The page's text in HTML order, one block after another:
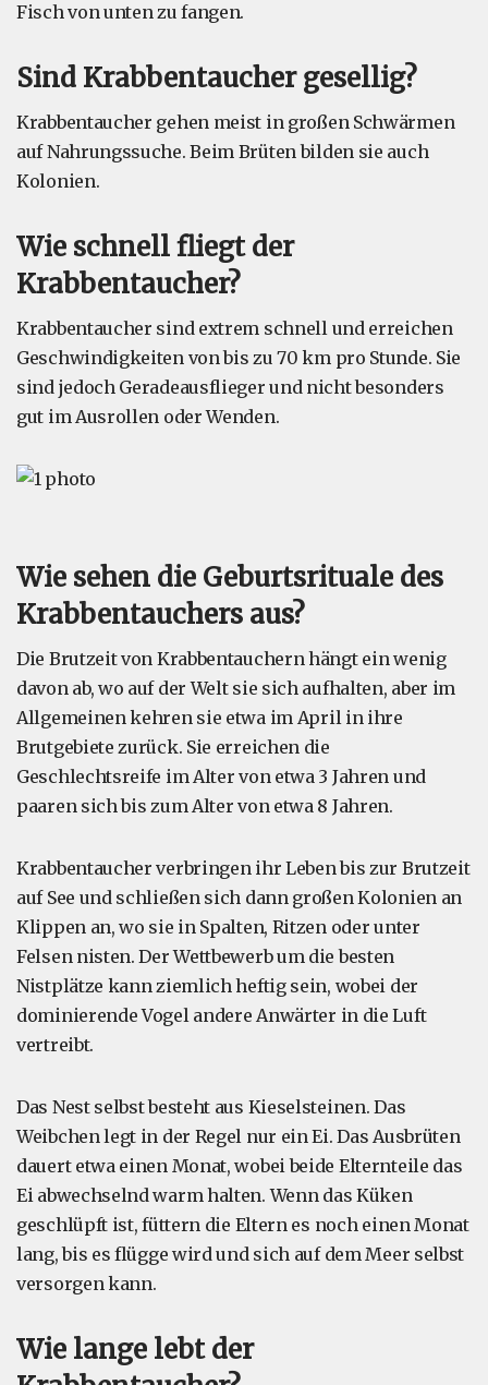
Fisch von unten zu fangen.
Sind Krabbentaucher gesellig?
Krabbentaucher gehen meist in großen Schwärmen
auf Nahrungssuche. Beim Brüten bilden sie auch
Kolonien.
Wie schnell fliegt der
Krabbentaucher?
Krabbentaucher sind extrem schnell und erreichen
Geschwindigkeiten von bis zu 70 km pro Stunde. Sie
sind jedoch Geradeausflieger und nicht besonders
gut im Ausrollen oder Wenden.
Wie sehen die Geburtsrituale des
Krabbentauchers aus?
Die Brutzeit von Krabbentauchern hängt ein wenig
davon ab, wo auf der Welt sie sich aufhalten, aber im
Allgemeinen kehren sie etwa im April in ihre
Brutgebiete zurück. Sie erreichen die
Geschlechtsreife im Alter von etwa 3 Jahren und
paaren sich bis zum Alter von etwa 8 Jahren.
Krabbentaucher verbringen ihr Leben bis zur Brutzeit
auf See und schließen sich dann großen Kolonien an
Klippen an, wo sie in Spalten, Ritzen oder unter
Felsen nisten. Der Wettbewerb um die besten
Nistplätze kann ziemlich heftig sein, wobei der
dominierende Vogel andere Anwärter in die Luft
vertreibt.
Das Nest selbst besteht aus Kieselsteinen. Das
Weibchen legt in der Regel nur ein Ei. Das Ausbrüten
dauert etwa einen Monat, wobei beide Elternteile das
Ei abwechselnd warm halten. Wenn das Küken
geschlüpft ist, füttern die Eltern es noch einen Monat
lang, bis es flügge wird und sich auf dem Meer selbst
versorgen kann.
Wie lange lebt der